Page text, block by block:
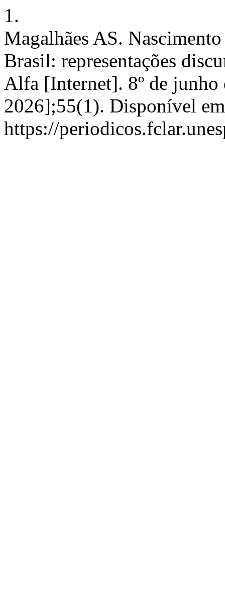
1.
Magalhães AS.
Brasil: representações
Alfa [Internet]. 8º de junho
2026];55(1). Disponível
https://